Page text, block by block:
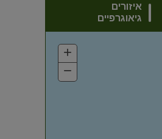
איזורים
גיאוגרפיים
+ Zoom
In
−
Out